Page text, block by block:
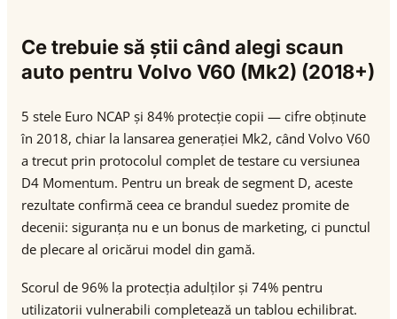
Ce trebuie să știi când alegi scaun
auto pentru Volvo V60 (Mk2) (2018+)
5 stele Euro NCAP și 84% protecție copii — cifre obținute
în 2018, chiar la lansarea generației Mk2, când Volvo V60
a trecut prin protocolul complet de testare cu versiunea
D4 Momentum. Pentru un break de segment D, aceste
rezultate confirmă ceea ce brandul suedez promite de
decenii: siguranța nu e un bonus de marketing, ci punctul
de plecare al oricărui model din gamă.
Scorul de 96% la protecția adulților și 74% pentru
utilizatorii vulnerabili completează un tablou echilibrat.